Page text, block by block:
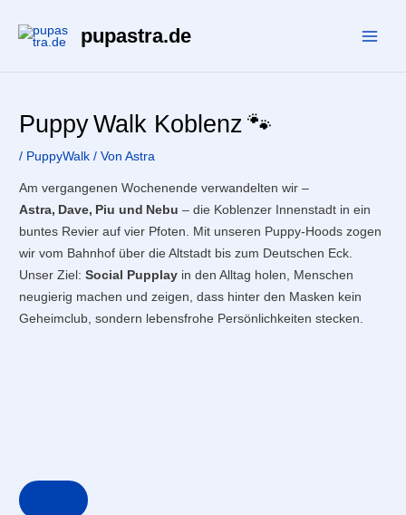
Inhalt
pupastra.de
Puppy Walk Koblenz 🐾
/ PuppyWalk / VonAstra
Am vergangenen Wochenende verwandelten wir –
Astra, Dave, Piu und Nebu – die Koblenzer Innenstadt in ein
buntes Revier auf vier Pfoten. Mit unseren Puppy‑Hoods zogen
wir vom Bahnhof über die Altstadt bis zum Deutschen Eck.
Unser Ziel:Social Pupplay in den Alltag holen, Menschen
neugierig machen und zeigen, dass hinter den Masken kein
Geheimclub, sondern lebensfrohe Persönlichkeiten stecken.